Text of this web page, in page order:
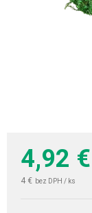
4,92 €
4 € bez DPH / ks